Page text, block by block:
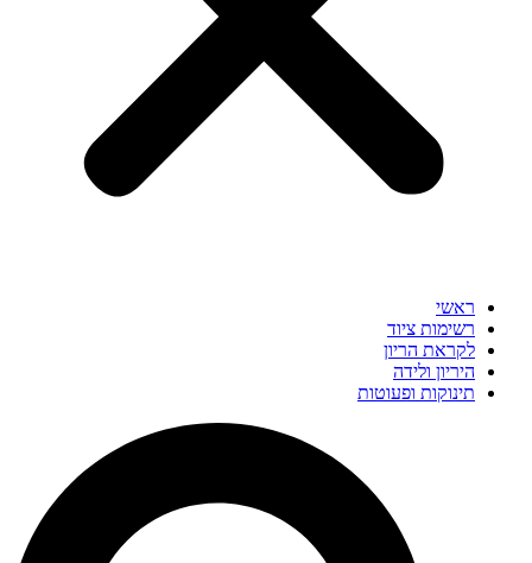
ראשי
רשימות ציוד
לקראת הריון
היריון ולידה
תינוקות ופעוטות